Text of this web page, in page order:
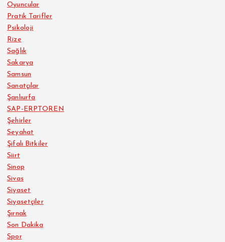
Oyuncular
Pratik Tarifler
Psikoloji
Rize
Sağlık
Sakarya
Samsun
Sanatçılar
Şanlıurfa
SAP-ERPTOREN
Şehirler
Seyahat
Şifalı Bitkiler
Siirt
Sinop
Sivas
Siyaset
Siyasetçiler
Şırnak
Son Dakika
Spor